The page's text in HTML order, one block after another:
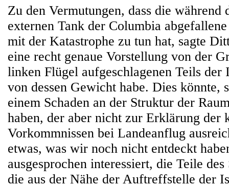
Zu den Vermutungen, dass die während
externen Tank der Columbia
mit der Katastrophe zu tun hat, sagte
eine recht genaue Vorstellung von der
linken Flügel aufgeschlagenen Teils der
von dessen Gewicht habe. Dies könnte,
einem Schaden an der Struktur der
haben, der aber nicht zur Erklärung der
Vorkommnissen bei Landeanflug
etwas, was wir noch nicht entdeckt
ausgesprochen interessiert, die Teile des
die aus der Nähe der Auftreffstelle der